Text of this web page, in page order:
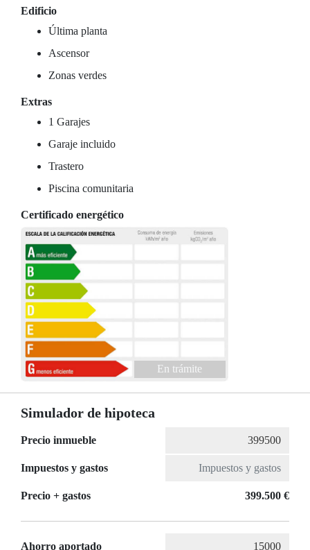
Edificio
Última planta
Ascensor
Zonas verdes
Extras
1 Garajes
Garaje incluido
Trastero
Piscina comunitaria
Certificado energético
En trámite
Simulador de hipoteca
Precio inmueble
Impuestos y gastos
Precio + gastos 399.500 €
Ahorro aportado